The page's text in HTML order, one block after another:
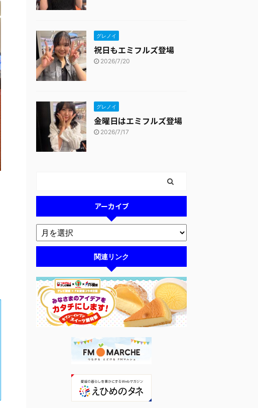
グレノイ
祝日もエミフルズ登場
2026/7/20
グレノイ
金曜日はエミフルズ登場
2026/7/17
アーカイブ
関連リンク